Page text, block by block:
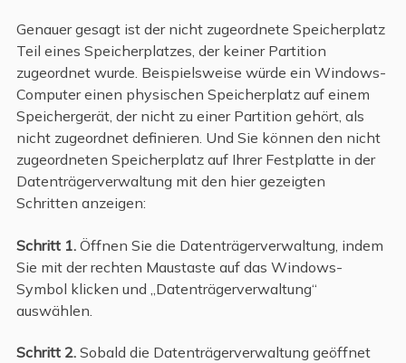
Genauer gesagt ist der nicht zugeordnete Speicherplatz
Teil eines Speicherplatzes, der keiner Partition
zugeordnet wurde. Beispielsweise würde ein Windows-
Computer einen physischen Speicherplatz auf einem
Speichergerät, der nicht zu einer Partition gehört, als
nicht zugeordnet definieren. Und Sie können den nicht
zugeordneten Speicherplatz auf Ihrer Festplatte in der
Datenträgerverwaltung mit den hier gezeigten
Schritten anzeigen:
Schritt 1.Öffnen Sie die Datenträgerverwaltung, indem
Sie mit der rechten Maustaste auf das Windows-
Symbol klicken und „Datenträgerverwaltung“
auswählen.
Schritt 2.Sobald die Datenträgerverwaltung geöffnet